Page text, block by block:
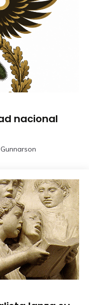
nacional